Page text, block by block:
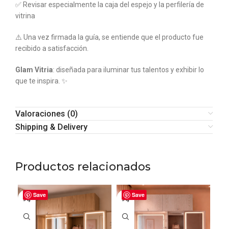
✅ Revisar especialmente la caja del espejo y la perfilería de
vitrina
⚠️ Una vez firmada la guía, se entiende que el producto fue
recibido a satisfacción.
Glam Vitria: diseñada para iluminar tus talentos y exhibir lo
que te inspira. ✨
Valoraciones (0)
Shipping & Delivery
Productos relacionados
Save Save